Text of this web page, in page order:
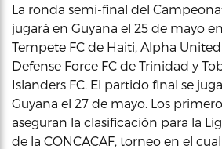
La ronda semi-final del
jugará en Guyana el 25 de mayo
Tempete FC de Haiti, Alpha United
Defense Force FC de Trinidad y
Islanders FC. El partido final se
Guyana el 27 de mayo. Los
aseguran la clasificación para la
de la CONCACAF, torneo en el